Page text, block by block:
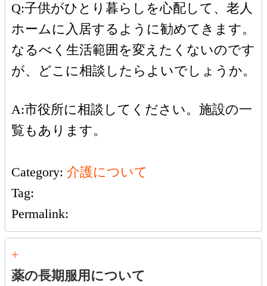
Q:子供がひとり暮らしを心配して、老人
ホームに入居するように勧めてきます。
なるべく生活範囲を変えたくないのです
が、どこに相談したらよいでしょうか。
A:市役所に相談してください。施設の一
覧もあります。
Category: 介護について
Tag:
Permalink:
+
薬の長期服用について